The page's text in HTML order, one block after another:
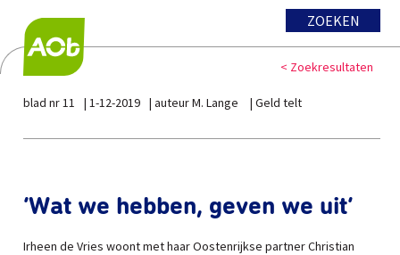
ZOEKEN
< Zoekresultaten
blad nr 11 1-12-2019 auteur M. Lange Geld telt
‘Wat we hebben, geven we uit’
Irheen de Vries woont met haar Oostenrijkse partner Christian